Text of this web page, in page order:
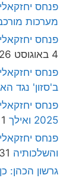
פנחס
מערכות
פנחס
4 באוגוסט 2026
פנחס
ב'סזון' נגד
פנחס
2025 ואילך
1 באוגוסט 2026
פנחס
והשלכותיה 31 ביולי 2026
גרשון הכהן: